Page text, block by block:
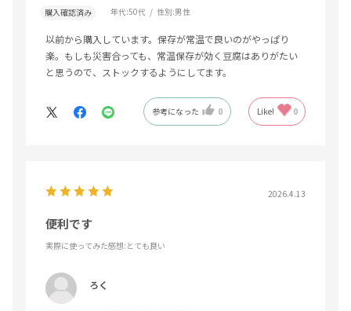
購入確認済み 年代:50代 性別:男性
以前から購入しています。保存が常温で良いのがやっぱり
楽。もしも災害合っても、常温保存が効く豆腐はありがたい
と思うので、ストックするようにしてます。
参考になった 0 Like! 0
2026.4.13
便利です
実際に使ってみた感想:とても良い
ろく